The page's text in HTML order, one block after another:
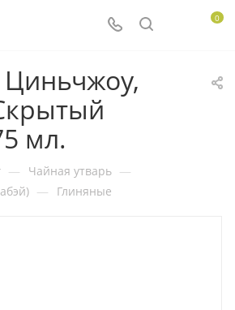
0
мл.
— Чайная утварь —
— Глиняные